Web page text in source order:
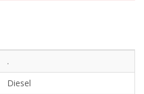
.
Diesel